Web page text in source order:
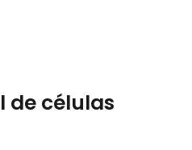
de células